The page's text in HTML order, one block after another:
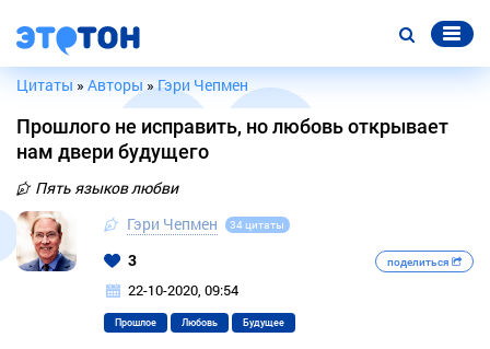
Цитаты » Авторы »Гэри Чепмен
Прошлого не исправить, но любовь открывает
нам двери будущего
Пять языков любви
Гэри Чепмен
34 цитаты
3 поделиться
22-10-2020, 09:54
Прошлое Любовь Будущее